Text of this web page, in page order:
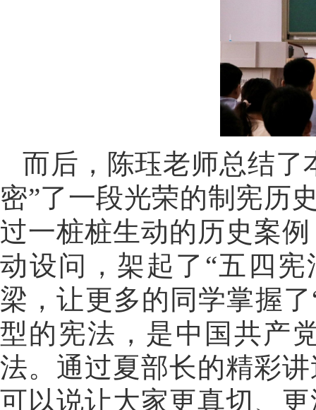
而后，陈珏老师总结了
密”了一段光荣的制宪历
过一桩桩生动的历史案
动设问，架起了“五四
梁，让更多的同学掌握
型的宪法，是中国共产
法。通过夏部长的精彩
可以说让大家更真切、